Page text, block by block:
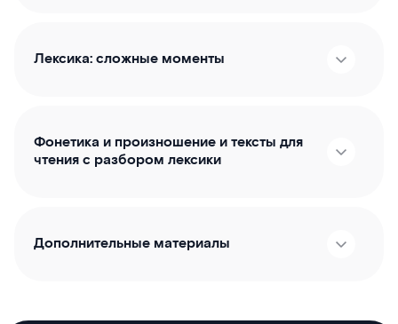
Лексика: сложные моменты
Фонетика и произношение и тексты для
чтения с разбором лексики
Дополнительные материалы